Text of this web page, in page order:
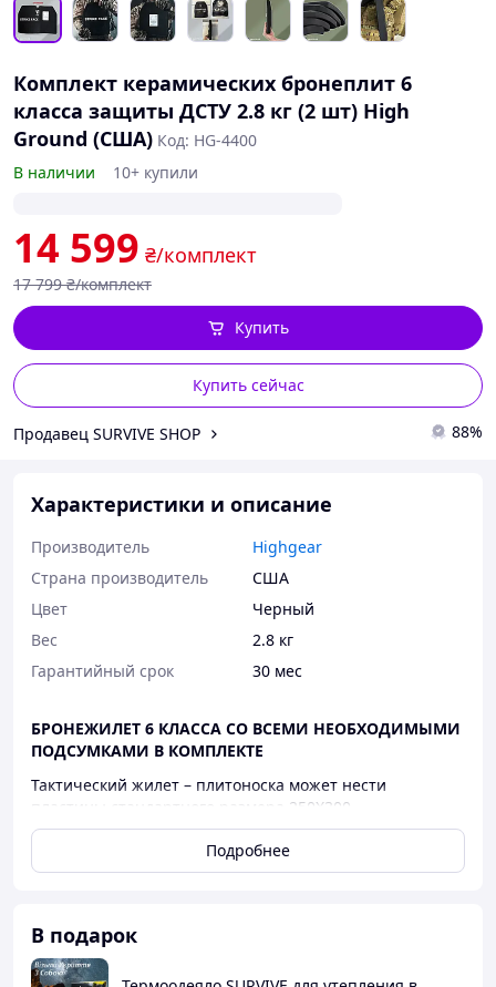
Комплект керамических бронеплит 6
класса защиты ДСТУ 2.8 кг (2 шт) High
Ground (США) Код: HG-4400
В наличии
10+ купили
14 599 ₴/комплект
17 799 ₴/комплект
Купить сейчас
Купить
Продавец SURVIVE SHOP 88%
Характеристики и описание
Производитель
Highgear
Страна производитель
США
Цвет
Черный
Вес
2.8 кг
Гарантийный срок
30 мес
БРОНЕЖИЛЕТ 6 КЛАССА СО ВСЕМИ НЕОБХОДИМЫМИ
ПОДСУМКАМИ В КОМПЛЕКТЕ
Тактический жилет – плитоноска может нести
пластины стандартного размера 250Х300,
которые качественно крепятся двойной фиксацией.
Весь жилет оклеен лентами в камуфляжной системе
MOLLE,
На плечиках есть «подъемники», позволяющие
позиционировать и фиксировать пластины по высоте.
Подробнее
В подарок